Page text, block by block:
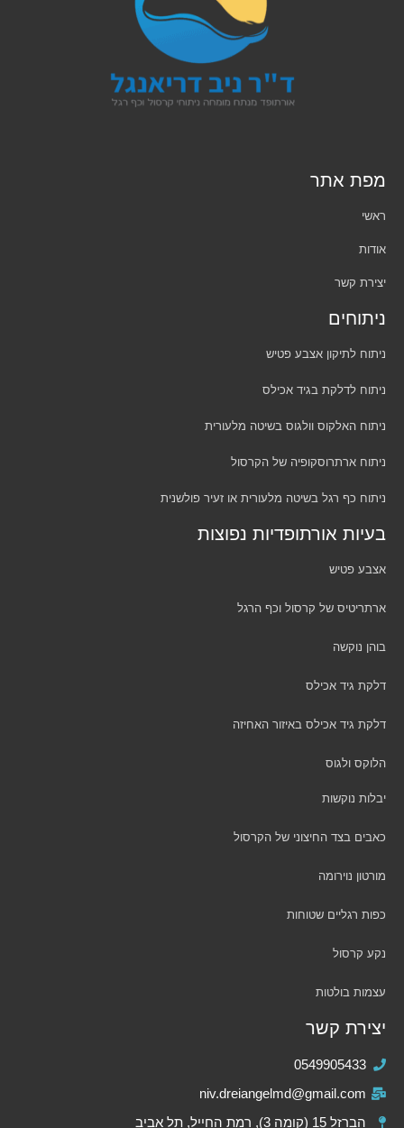
מפת אתר
ראשי
אודות
יצירת קשר
ניתוחים
ניתוח לתיקון אצבע פטיש
ניתוח לדלקת בגיד אכילס
ניתוח האלקוס וולגוס בשיטה מלעורית
ניתוח ארתרוסקופיה של הקרסול
ניתוח כף רגל בשיטה מלעורית או זעיר פולשנית
בעיות אורתופדיות נפוצות
אצבע פטיש
ארתריטיס של קרסול וכף הרגל
בוהן נוקשה
דלקת גיד אכילס
דלקת גיד אכילס באיזור האחיזה
הלוקס ולגוס
יבלות נוקשות
כאבים בצד החיצוני של הקרסול
מורטון נוירומה
כפות רגליים שטוחות
נקע קרסול
עצמות בולטות
יצירת קשר
0549905433
niv.dreiangelmd@gmail.com
הברזל 15 (קומה 3), רמת החייל, תל אביב